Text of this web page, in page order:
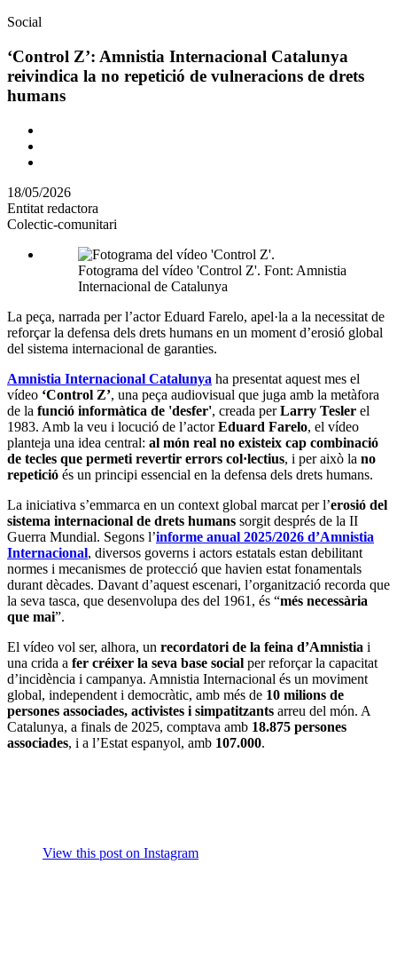
Àmbit
la
notícia
Social
‘Control Z’: Amnistia Internacional Catalunya
reivindica la no repetició de vulneracions de drets
humans
Comparteix
altres
xarxes
socials
18/05/2026
Entitat redactora
Colectic-comunitari
Fotograma del vídeo 'Control Z'. Font: Amnistia
Internacional de Catalunya
La peça, narrada per l’actor Eduard Farelo, apel·la a la necessitat de
reforçar la defensa dels drets humans en un moment d’erosió global
del sistema internacional de garanties.
Amnistia Internacional Catalunya ha presentat aquest mes el
vídeo ‘Control Z’, una peça audiovisual que juga amb la metàfora
de la funció informàtica de 'desfer', creada perLarry Tesler el
1983. Amb la veu i locució de l’actorEduard Farelo, el vídeo
planteja una idea central: al món real no existeix cap combinació
de tecles que permeti revertir errors col·lectius, i per això la no
repetició és un principi essencial en la defensa dels drets humans.
La iniciativa s’emmarca en un context global marcat per l’erosió del
sistema internacional de drets humans sorgit després de la II
Guerra Mundial. Segons l’informe anual 2025/2026 d’Amnistia
Internacional, diversos governs i actors estatals estan debilitant
normes i mecanismes de protecció que havien estat fonamentals
durant dècades. Davant d’aquest escenari, l’organització recorda que
la seva tasca, que desenvolupa des del 1961, és “més necessària
que mai”.
El vídeo vol ser, alhora, un recordatori de la feina d’Amnistia i
una crida a fer créixer la seva base social per reforçar la capacitat
d’incidència i campanya. Amnistia Internacional és un moviment
global, independent i democràtic, amb més de 10 milions de
persones associades, activistes i simpatitzants arreu del món. A
Catalunya, a finals de 2025, comptava amb 18.875 persones
associades, i a l’Estat espanyol, amb 107.000.
View this post on Instagram